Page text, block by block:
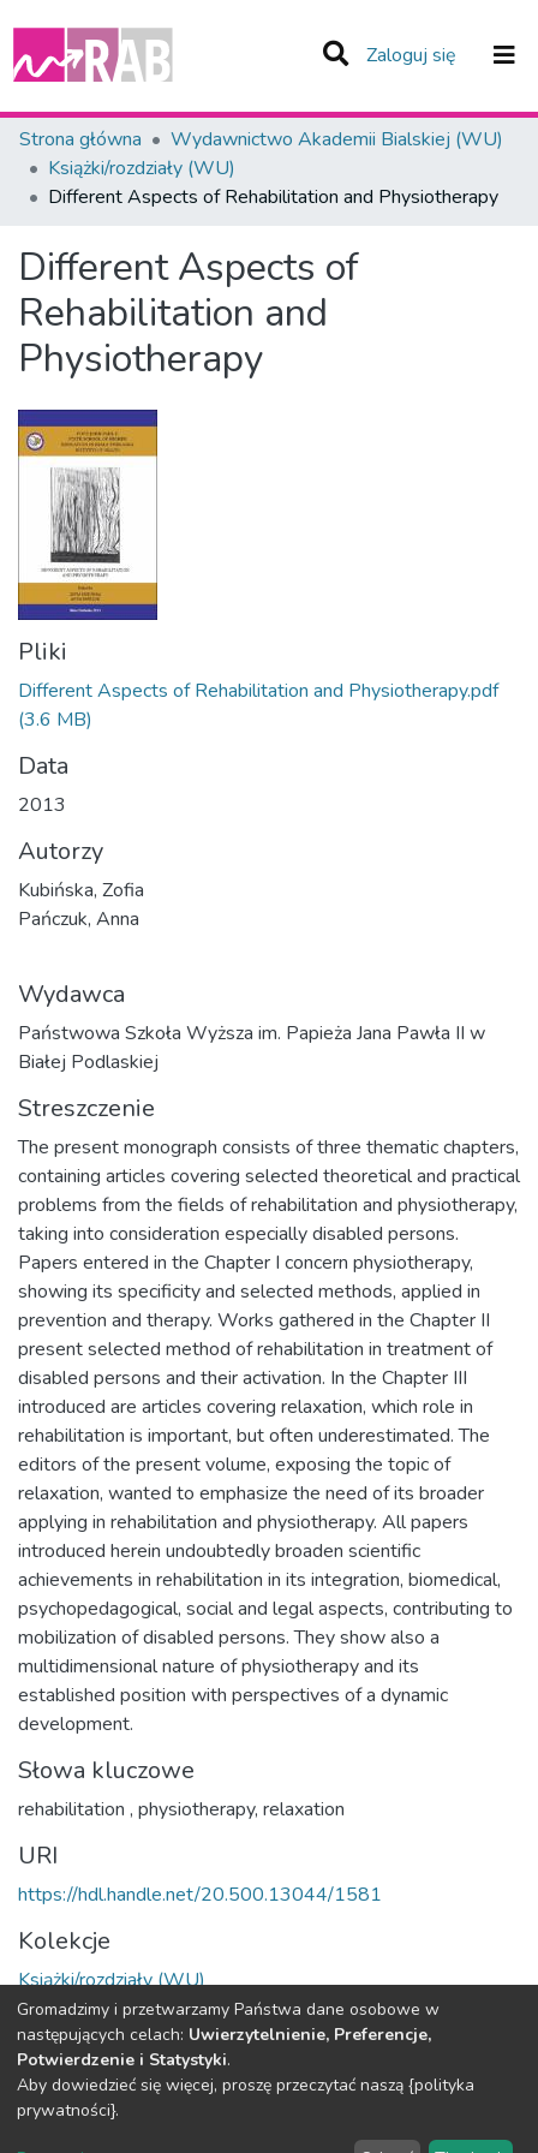
Zaloguj się (current)
Zespoły i Kolekcje
Statystyka
Strona główna
Wydawnictwo Akademii Bialskiej (WU)
Książki/rozdziały (WU)
Different Aspects of Rehabilitation and Physiotherapy
Different Aspects of
Rehabilitation and
Physiotherapy
Pliki
Different Aspects of Rehabilitation and Physiotherapy.pdf
(3.6 MB)
Data
2013
Autorzy
Kubińska, Zofia
Pańczuk, Anna
Wydawca
Państwowa Szkoła Wyższa im. Papieża Jana Pawła II w
Białej Podlaskiej
Streszczenie
The present monograph consists of three thematic chapters,
containing articles covering selected theoretical and practical
problems from the fields of rehabilitation and physiotherapy,
taking into consideration especially disabled persons.
Papers entered in the Chapter I concern physiotherapy,
showing its specificity and selected methods, applied in
prevention and therapy. Works gathered in the Chapter II
present selected method of rehabilitation in treatment of
disabled persons and their activation. In the Chapter III
introduced are articles covering relaxation, which role in
rehabilitation is important, but often underestimated. The
editors of the present volume, exposing the topic of
relaxation, wanted to emphasize the need of its broader
applying in rehabilitation and physiotherapy. All papers
introduced herein undoubtedly broaden scientific
achievements in rehabilitation in its integration, biomedical,
psychopedagogical, social and legal aspects, contributing to
mobilization of disabled persons. They show also a
multidimensional nature of physiotherapy and its
established position with perspectives of a dynamic
development.
Słowa kluczowe
rehabilitation , physiotherapy, relaxation
URI
https://hdl.handle.net/20.500.13044/1581
Kolekcje
Książki/rozdziały (WU)
Cała strona rekordu
DSpace software
Gromadzimy i przetwarzamy Państwa dane osobowe w
następujących celach: Uwierzytelnienie, Preferencje,
Potwierdzenie i Statystyki.
Aby dowiedzieć się więcej, proszę przeczytać naszą {polityka
prywatności}.